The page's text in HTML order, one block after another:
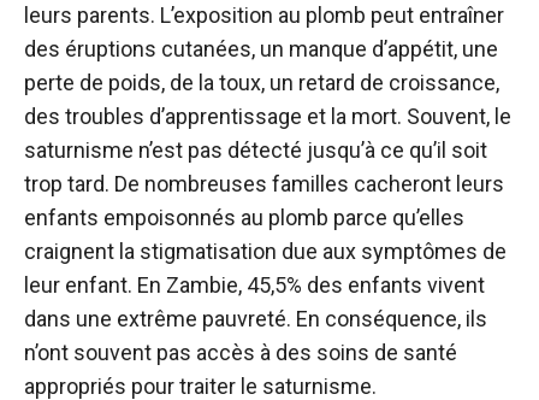
leurs parents. L’exposition au plomb peut entraîner
des éruptions cutanées, un manque d’appétit, une
perte de poids, de la toux, un retard de croissance,
des troubles d’apprentissage et la mort. Souvent, le
saturnisme n’est pas détecté jusqu’à ce qu’il soit
trop tard. De nombreuses familles cacheront leurs
enfants empoisonnés au plomb parce qu’elles
craignent la stigmatisation due aux symptômes de
leur enfant. En Zambie, 45,5% des enfants vivent
dans une extrême pauvreté. En conséquence, ils
n’ont souvent pas accès à des soins de santé
appropriés pour traiter le saturnisme.